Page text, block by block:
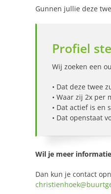
Gunnen jullie deze
Profiel
Wij zoeken een
• Dat deze twee
• Waar zij 2x per
• Dat actief is en
• Dat openstaat
Wil je meer
Dan kun je contact